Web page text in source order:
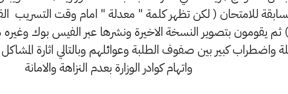
للامتحان ( لكن تظهر كلمة " معدلة " امام وقت التسريب
ثم يقومون بتصوير النسخة الاخيرة ونشرها عبر الفيس بوك
واضطراب كبير بين صفوف الطلبة وعوائلهم وبالتالي اثارة المشاكل
واتهام كوادر الوزارة بعدم النزاهة والامانة